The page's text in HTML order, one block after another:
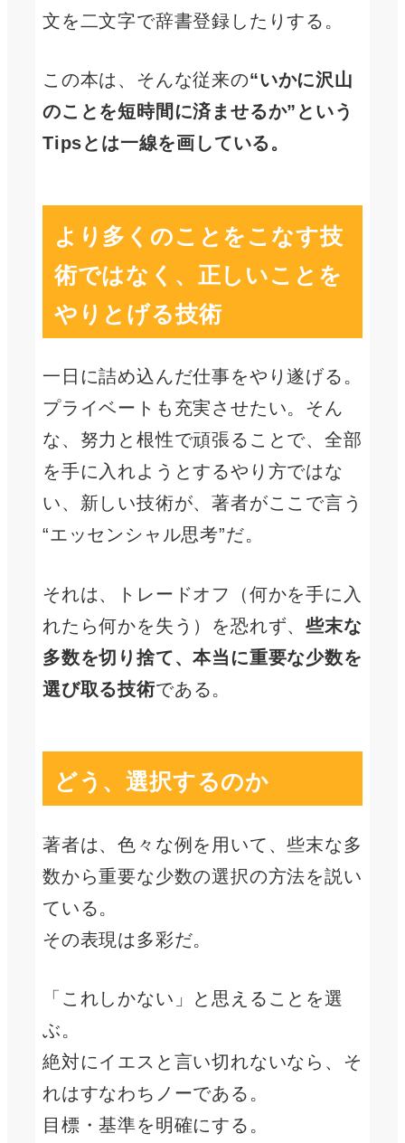
文を二文字で辞書登録したりする。
この本は、そんな従来の“いかに沢山
のことを短時間に済ませるか”という
Tipsとは一線を画している。
より多くのことをこなす技
術ではなく、正しいことを
やりとげる技術
一日に詰め込んだ仕事をやり遂げる。
プライベートも充実させたい。そん
な、努力と根性で頑張ることで、全部
を手に入れようとするやり方ではな
い、新しい技術が、著者がここで言う
“エッセンシャル思考”だ。
それは、トレードオフ（何かを手に入
れたら何かを失う）を恐れず、些末な
多数を切り捨て、本当に重要な少数を
選び取る技術である。
どう、選択するのか
著者は、色々な例を用いて、些末な多
数から重要な少数の選択の方法を説い
ている。
その表現は多彩だ。
「これしかない」と思えることを選
ぶ。
絶対にイエスと言い切れないなら、そ
れはすなわちノーである。
目標・基準を明確にする。